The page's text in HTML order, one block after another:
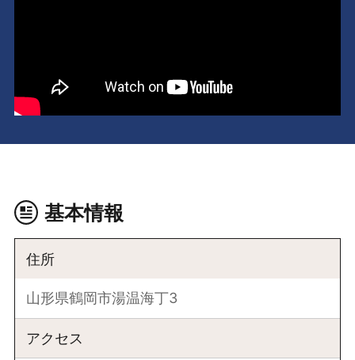
基本情報
住所
山形県鶴岡市湯温海丁3
アクセス